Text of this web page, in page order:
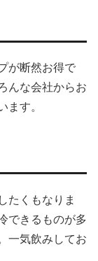
が断然お得で
んな会社からお
ます。
たくもなりま
できるものが多
一気飲みしてお